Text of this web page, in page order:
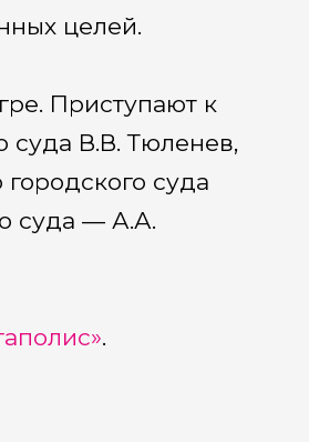
целей.
Приступают к
суда В.В. Тюленев,
суда
суда — А.А.
.